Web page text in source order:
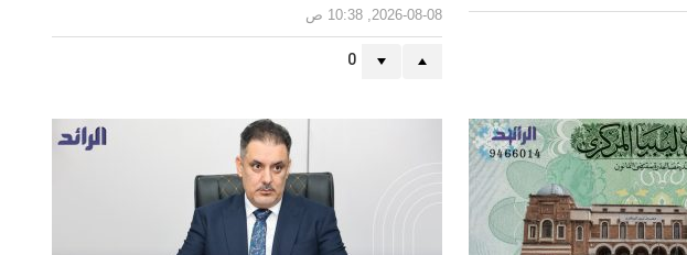
2026-08-08, 10:38 ص
0